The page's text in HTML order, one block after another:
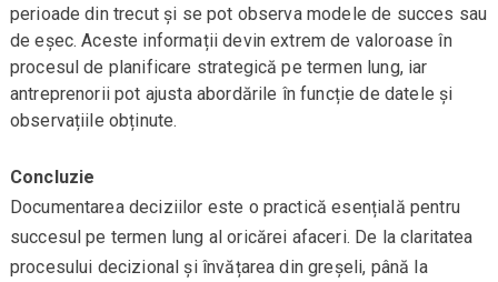
perioade din trecut și se pot observa modele de succes sau
de eșec. Aceste informații devin extrem de valoroase în
procesul de planificare strategică pe termen lung, iar
antreprenorii pot ajusta abordările în funcție de datele și
observațiile obținute.
Concluzie
Documentarea deciziilor este o practică esențială pentru
succesul pe termen lung al oricărei afaceri. De la claritatea
procesului decizional și învățarea din greșeli, până la